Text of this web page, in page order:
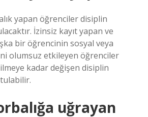
yapan öğrenciler disiplin
İzinsiz kayıt yapan ve
bir öğrencinin sosyal veya
olumsuz etkileyen öğrenciler
kadar değişen disiplin
uğrayan